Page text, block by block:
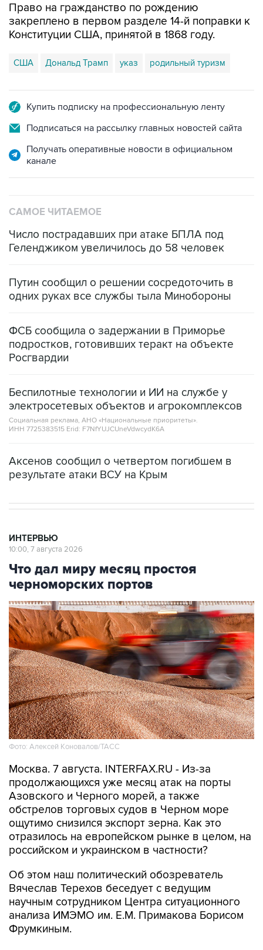
Право на гражданство по рождению
закреплено в первом разделе 14-й поправки к
Конституции США, принятой в 1868 году.
США Дональд Трамп указ родильный туризм
Купить подписку на профессиональную ленту
Подписаться на рассылку главных новостей сайта
Получать оперативные новости в официальном
канале
САМОЕ ЧИТАЕМОЕ
Число пострадавших при атаке БПЛА под
Геленджиком увеличилось до 58 человек
Путин сообщил о решении сосредоточить в
одних руках все службы тыла Минобороны
ФСБ сообщила о задержании в Приморье
подростков, готовивших теракт на объекте
Росгвардии
Беспилотные технологии и ИИ на службе у
электросетевых объектов и агрокомплексов
Социальная реклама, АНО «Национальные приоритеты».
ИНН 7725383515 Erid: F7NfYUJCUneVdwcydK6A
Аксенов сообщил о четвертом погибшем в
результате атаки ВСУ на Крым
ИНТЕРВЬЮ
10:00, 7 августа 2026
Что дал миру месяц простоя
черноморских портов
Фото: Алексей Коновалов/ТАСС
Москва. 7 августа. INTERFAX.RU - Из-за
продолжающихся уже месяц атак на порты
Азовского и Черного морей, а также
обстрелов торговых судов в Черном море
ощутимо снизился экспорт зерна. Как это
отразилось на европейском рынке в целом, на
российском и украинском в частности?
Об этом наш политический обозреватель
Вячеслав Терехов беседует с ведущим
научным сотрудником Центра ситуационного
анализа ИМЭМО им. Е.М. Примакова Борисом
Фрумкиным.